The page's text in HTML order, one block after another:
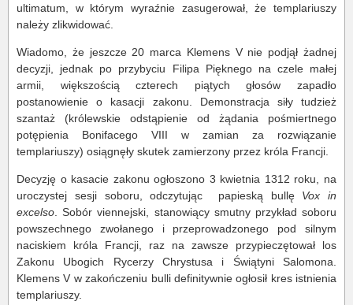
ultimatum, w którym wyraźnie zasugerował, że templariuszy
należy zlikwidować.
Wiadomo, że jeszcze 20 marca Klemens V nie podjął żadnej
decyzji, jednak po przybyciu Filipa Pięknego na czele małej
armii, większością czterech piątych głosów zapadło
postanowienie o kasacji zakonu. Demonstracja siły tudzież
szantaż (królewskie odstąpienie od żądania pośmiertnego
potępienia Bonifacego VIII w zamian za rozwiązanie
templariuszy) osiągnęły skutek zamierzony przez króla Francji.
Decyzję o kasacie zakonu ogłoszono 3 kwietnia 1312 roku, na
uroczystej sesji soboru, odczytując papieską bullę Vox in
excelso . Sobór viennejski, stanowiący smutny przykład soboru
powszechnego zwołanego i przeprowadzonego pod silnym
naciskiem króla Francji, raz na zawsze przypieczętował los
Zakonu Ubogich Rycerzy Chrystusa i Świątyni Salomona.
Klemens V w zakończeniu bulli definitywnie ogłosił kres istnienia
templariuszy.